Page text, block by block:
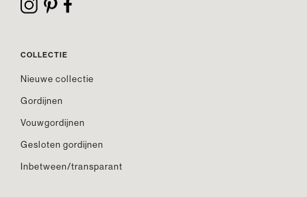
COLLECTIE
Nieuwe collectie
Gordijnen
Vouwgordijnen
Gesloten gordijnen
Inbetween/transparant